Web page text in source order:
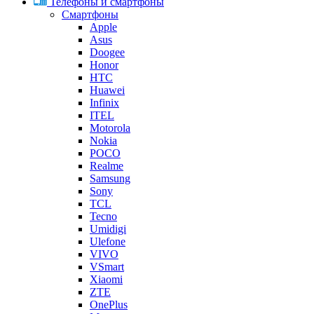
Смартфоны
Apple
Asus
Doogee
Honor
HTC
Huawei
Infinix
ITEL
Motorola
Nokia
POCO
Realme
Samsung
Sony
TCL
Tecno
Umidigi
Ulefone
VIVO
VSmart
Xiaomi
ZTE
OnePlus